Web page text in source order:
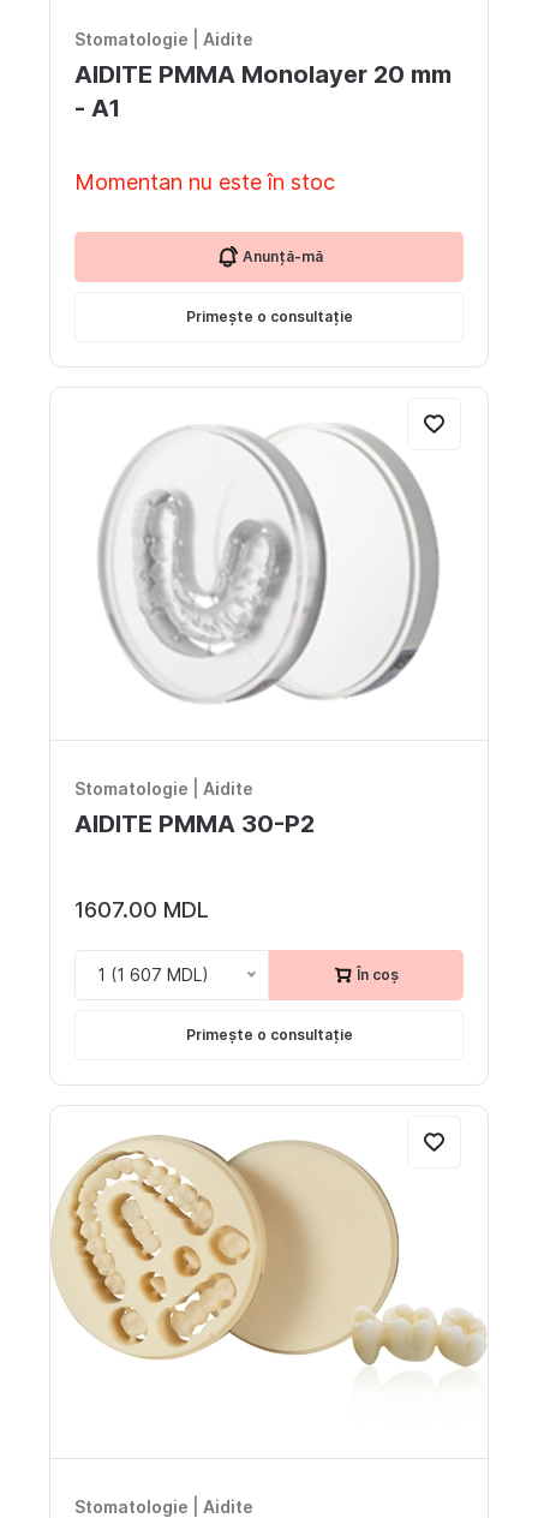
Stomatologie Aidite
AIDITE PMMA Monolayer 20 mm
- A1
Momentan nu este în stoc
Anunță-mă
Primește o consultație
Stomatologie Aidite
AIDITE PMMA 30-P2
1607.00 MDL
1 (1 607 MDL) În coș
Primește o consultație
Stomatologie Aidite